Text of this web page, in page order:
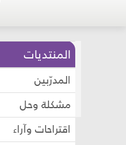
المنتديات
المدرّبين
مشكلة وحل
اقتراحات وآراء